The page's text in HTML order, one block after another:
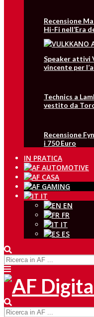
Recensione
Hi-Fi nell’Era
Speaker attivi
vincente per
Technics a
vestito da
Recensione
i 750 Euro
IN PRATICA
IT
EN
FR
IT
ES